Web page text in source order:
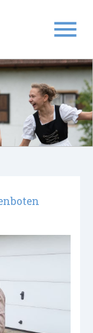
menu
SUCHEN